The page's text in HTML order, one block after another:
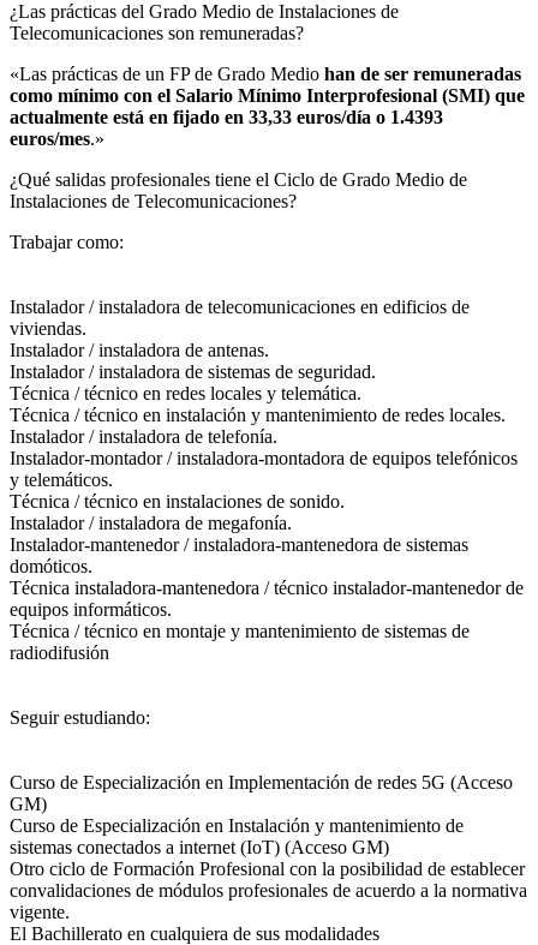
¿Las prácticas del Grado Medio de Instalaciones de
Telecomunicaciones son remuneradas?​
«Las prácticas de un FP de Grado Medio han de ser remuneradas
como mínimo con el Salario Mínimo Interprofesional (SMI) que
actualmente está en fijado en 33,33 euros/día o 1.4393
euros/mes.»
¿Qué salidas profesionales tiene el Ciclo de Grado Medio de
Instalaciones de Telecomunicaciones?​
Trabajar como:
Instalador / instaladora de telecomunicaciones en edificios de
viviendas.
Instalador / instaladora de antenas.
Instalador / instaladora de sistemas de seguridad.
Técnica / técnico en redes locales y telemática.
Técnica / técnico en instalación y mantenimiento de redes locales.
Instalador / instaladora de telefonía.
Instalador-montador / instaladora-montadora de equipos telefónicos
y telemáticos.
Técnica / técnico en instalaciones de sonido.
Instalador / instaladora de megafonía.
Instalador-mantenedor / instaladora-mantenedora de sistemas
domóticos.
Técnica instaladora-mantenedora / técnico instalador-mantenedor de
equipos informáticos.
Técnica / técnico en montaje y mantenimiento de sistemas de
radiodifusión
Seguir estudiando:
Curso de Especialización en Implementación de redes 5G (Acceso
GM)
Curso de Especialización en Instalación y mantenimiento de
sistemas conectados a internet (IoT) (Acceso GM)
Otro ciclo de Formación Profesional con la posibilidad de establecer
convalidaciones de módulos profesionales de acuerdo a la normativa
vigente.
El Bachillerato en cualquiera de sus modalidades